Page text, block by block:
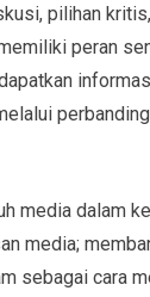
pilihan
peran
media dalam
media;
sebagai cara